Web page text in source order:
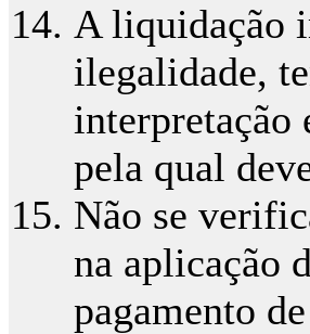
A liquidação
ilegalidade,
interpretação
pela qual
Não se
na aplicação
pagamento